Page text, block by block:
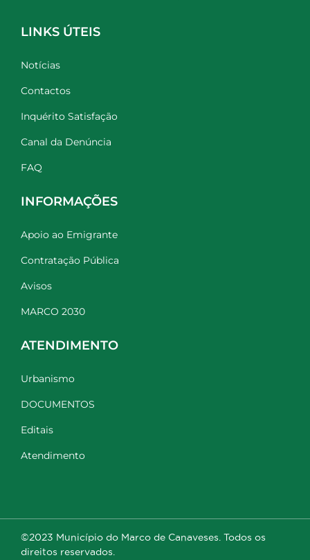
LINKS ÚTEIS
Notícias
Contactos
Inquérito Satisfação
Canal da Denúncia
FAQ
INFORMAÇÕES
Apoio ao Emigrante
Contratação Pública
Avisos
MARCO 2030
ATENDIMENTO
Urbanismo
DOCUMENTOS
Editais
Atendimento
©2023 Município do Marco de Canaveses. Todos os
direitos reservados.